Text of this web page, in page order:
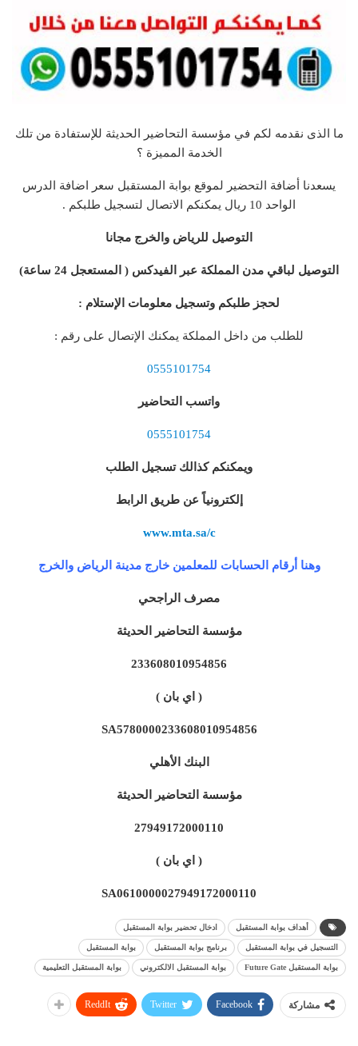
ما الذى نقدمه لكم في مؤسسة التحاضير الحديثة للإستفادة من تلك
الخدمة المميزة ؟
يسعدنا أضافة التحضير لموقع بوابة المستقبل سعر اضافة الدرس
الواحد 10 ريال يمكنكم الاتصال لتسجيل طلبكم .
التوصيل للرياض والخرج مجانا
التوصيل لباقي مدن المملكة عبر الفيدكس ( المستعجل 24 ساعة)
لحجز طلبكم وتسجيل معلومات الإستلام :
للطلب من داخل المملكة يمكنك الإتصال على رقم :
0555101754
واتسب التحاضير
0555101754
ويمكنكم كذالك تسجيل الطلب
إلكترونياً عن طريق الرابط
www.mta.sa/c
وهنا أرقام الحسابات للمعلمين خارج مدينة الرياض والخرج
مصرف الراجحي
مؤسسة التحاضير الحديثة
233608010954856
( اي بان )
SA5780000233608010954856
البنك الأهلي
مؤسسة التحاضير الحديثة
27949172000110
( اي بان )
SA0610000027949172000110
أهداف بوابة المستقبل ادخال تحضير بوابة المستقبل
التسجيل في بوابة المستقبل برنامج بوابة المستقبل بوابة المستقبل
بوابة المستقبل Future Gate بوابة المستقبل الالكتروني بوابة المستقبل التعليمية
مشاركة Facebook
Twitter
ReddIt